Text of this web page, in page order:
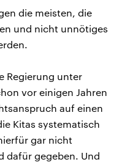
die meisten, die
und nicht unnötiges
Regierung unter
vor einigen Jahren
auf einen
Kitas systematisch
gar nicht
dafür gegeben. Und